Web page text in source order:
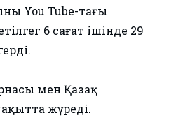
You Tube-тағы
6 сағат ішінде 29
мен Қазақ
жүреді.